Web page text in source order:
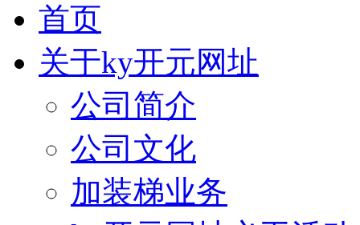
首页
关于ky开元网址
公司简介
公司文化
加装梯业务